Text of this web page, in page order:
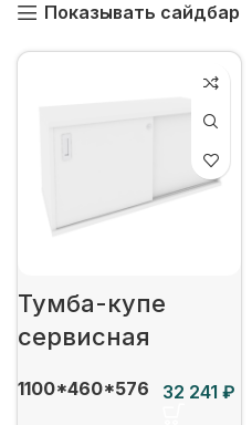
Показывать сайдбар
Тумба-купе
сервисная
1100*460*576 ₽